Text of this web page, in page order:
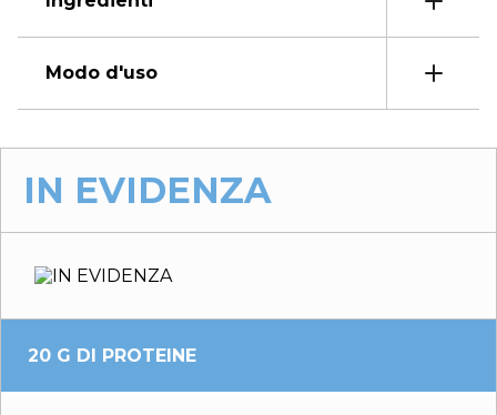
Modo d'uso
IN EVIDENZA
20 G DI PROTEINE